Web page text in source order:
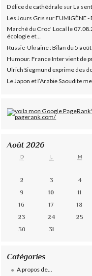
Délice de cathédrale surLa
Les Jours Gris surFUMIGÈNE
Marché du Croc' Local le
écologie et...
Russie-Ukraine : Bilan du 5
Humour. France Inter vient de
Ulrich Siegmund exprime des
Le Japon et l’Arabie Saoudite
Août 2026
D L M
2
3 4
9
10 11
16
17 18
23
24 25
30
31
Catégories
A propos de...